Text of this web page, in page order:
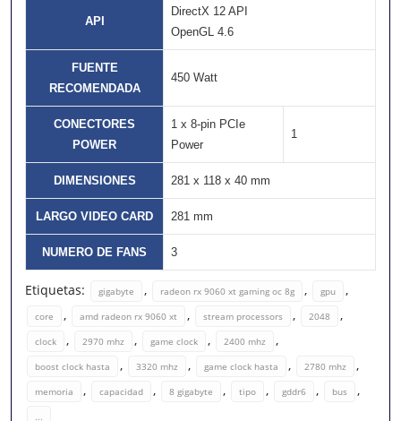
API
DirectX 12 API
OpenGL 4.6
FUENTE
RECOMENDADA
450 Watt
CONECTORES
POWER
1 x 8-pin PCIe
Power
1
DIMENSIONES 281 x 118 x 40 mm
LARGO VIDEO CARD 281 mm
NUMERO DE FANS 3
Etiquetas: gigabyte , radeon rx 9060 xt gaming oc 8g , gpu ,
core , amd radeon rx 9060 xt , stream processors , 2048 ,
clock , 2970 mhz , game clock , 2400 mhz ,
boost clock hasta , 3320 mhz , game clock hasta , 2780 mhz ,
memoria , capacidad , 8 gigabyte , tipo , gddr6 , bus ,